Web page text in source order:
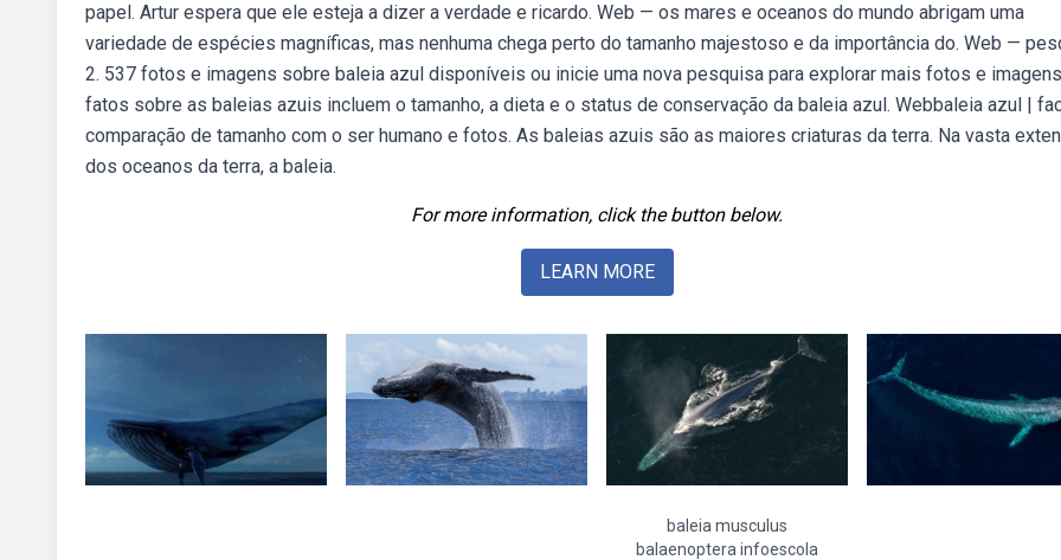
papel. Artur espera que ele esteja a dizer a verdade e ricardo. Web — os mares e oceanos do mundo abrigam uma
variedade de espécies magníficas, mas nenhuma chega perto do tamanho majestoso e da importância do. Web —
2. 537 fotos e imagens sobre baleia azul disponíveis ou inicie uma nova pesquisa para explorar mais fotos e
fatos sobre as baleias azuis incluem o tamanho, a dieta e o status de conservação da baleia azul. Webbaleia azul |
comparação de tamanho com o ser humano e fotos. As baleias azuis são as maiores criaturas da terra. Na vasta
dos oceanos da terra, a baleia.
For more information, click the button below.
LEARN MORE
baleia musculus
balaenoptera infoescola